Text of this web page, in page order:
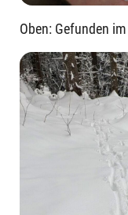
Oben: Gefunden